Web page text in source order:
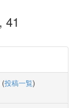
41
(投稿一覧)